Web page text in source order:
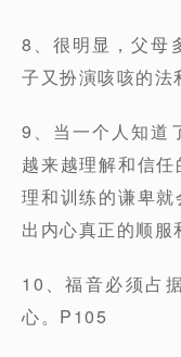
8、很明显，父母
子又扮演咳咳的法
9、当一个人知道
越来越理解和信
理和训练的谦卑
出内心真正的顺
10、福音必须占
心。P105